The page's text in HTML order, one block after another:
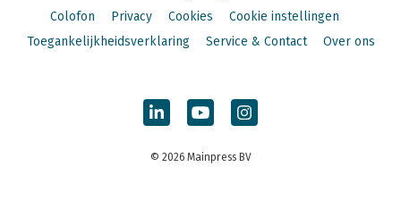
Colofon
Privacy Cookies
Cookie instellingen
Toegankelijkheidsverklaring
Service & Contact Over ons
© 2026 Mainpress BV